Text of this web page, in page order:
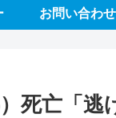
お問い合わせ
死亡「逃